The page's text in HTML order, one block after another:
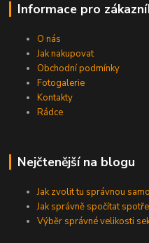
Informace pro
O nás
Jak nakupovat
Obchodní podmínky
Fotogalerie
Kontakty
Rádce
Nejčtenější na blogu
Jak zvolit tu správnou
Jak správně spočítat
Výběr správné velikosti